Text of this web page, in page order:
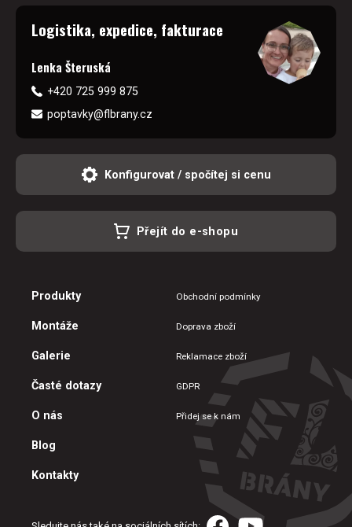
Logistika, expedice, fakturace
Lenka Šteruská
+420 725 999 875
poptavky@flbrany.cz
Konfigurovat / spočítej si cenu
Přejít do e-shopu
Produkty
Montáže
Galerie
Časté dotazy
O nás
Blog
Kontakty
Obchodní podmínky
Doprava zboží
Reklamace zboží
GDPR
Přidej se k nám